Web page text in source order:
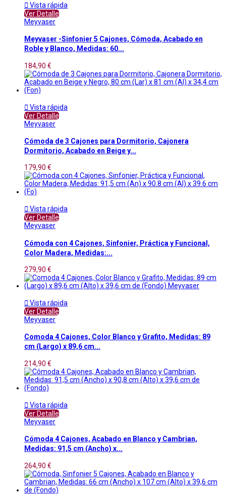
 Vista rápida
Ver Detalle
Meyvaser
Meyvaser -Sinfonier 5 Cajones, Cómoda, Acabado en
Roble y Blanco, Medidas: 60...
184,90 €
 Vista rápida
Ver Detalle
Meyvaser
Cómoda de 3 Cajones para Dormitorio, Cajonera
Dormitorio, Acabado en Beige y...
179,90 €
 Vista rápida
Ver Detalle
Meyvaser
Cómoda con 4 Cajones, Sinfonier, Práctica y Funcional,
Color Madera, Medidas:...
279,90 €
 Vista rápida
Ver Detalle
Meyvaser
Comoda 4 Cajones, Color Blanco y Grafito, Medidas: 89
cm (Largo) x 89,6 cm...
214,90 €
 Vista rápida
Ver Detalle
Meyvaser
Cómoda 4 Cajones, Acabado en Blanco y Cambrian,
Medidas: 91,5 cm (Ancho) x...
264,90 €